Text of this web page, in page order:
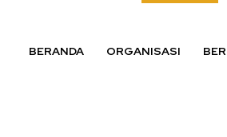
BERANDA ORGANISASI